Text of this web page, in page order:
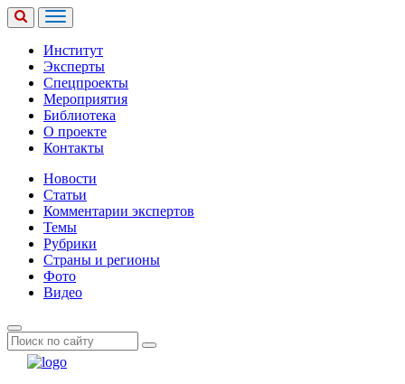
Институт
Эксперты
Спецпроекты
Мероприятия
Библиотека
О проекте
Контакты
Новости
Статьи
Комментарии экспертов
Темы
Рубрики
Страны и регионы
Фото
Видео